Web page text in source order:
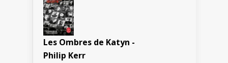
Les Ombres de Katyn -
Philip Kerr